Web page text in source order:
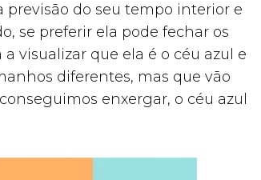
previsão do seu tempo interior e
se preferir ela pode fechar os
visualizar que ela é o céu azul e
diferentes, mas que vão
enxergar, o céu azul